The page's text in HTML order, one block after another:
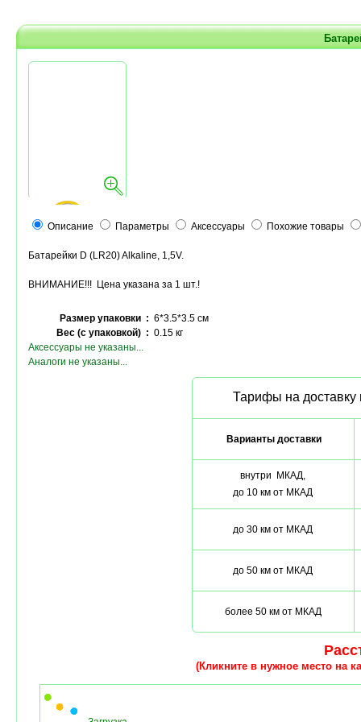
Описание Параметры Аксессуары Похожие товары
Батарейки D (LR20) Alkaline, 1,5V.
ВНИМАНИЕ!!! Цена указана за 1 шт.!
Размер упаковки : 6*3.5*3.5 см
Вес (с упаковкой) : 0.15 кг
Аксессуары не указаны...
Аналоги не указаны...
Тарифы на доставку
Варианты доставки
внутри МКАД,
до 10 км от МКАД
до 30 км от МКАД
до 50 км от МКАД
более 50 км от МКАД
(Кликните в нужное место на